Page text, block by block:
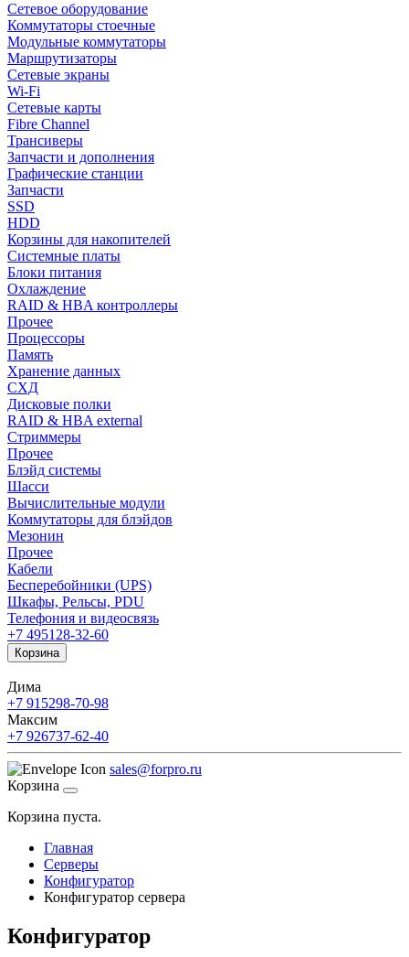
Сетевое оборудование
Коммутаторы стоечные
Модульные коммутаторы
Маршрутизаторы
Сетевые экраны
Wi-Fi
Сетевые карты
Fibre Channel
Трансиверы
Запчасти и дополнения
Графические станции
Запчасти
SSD
HDD
Корзины для накопителей
Системные платы
Блоки питания
Охлаждение
RAID & HBA контроллеры
Прочее
Процессоры
Память
Хранение данных
СХД
Дисковые полки
RAID & HBA external
Стриммеры
Прочее
Блэйд системы
Шасси
Вычислительные модули
Коммутаторы для блэйдов
Мезонин
Прочее
Кабели
Бесперебойники (UPS)
Шкафы, Рельсы, PDU
Телефония и видеосвязь
+7 495128-32-60
Корзина
Дима
+7 915298-70-98
Максим
+7 926737-62-40
sales@forpro.ru
Корзина
Корзина пуста.
Главная
Серверы
Конфигуратор
Конфигуратор сервера
Конфигуратор